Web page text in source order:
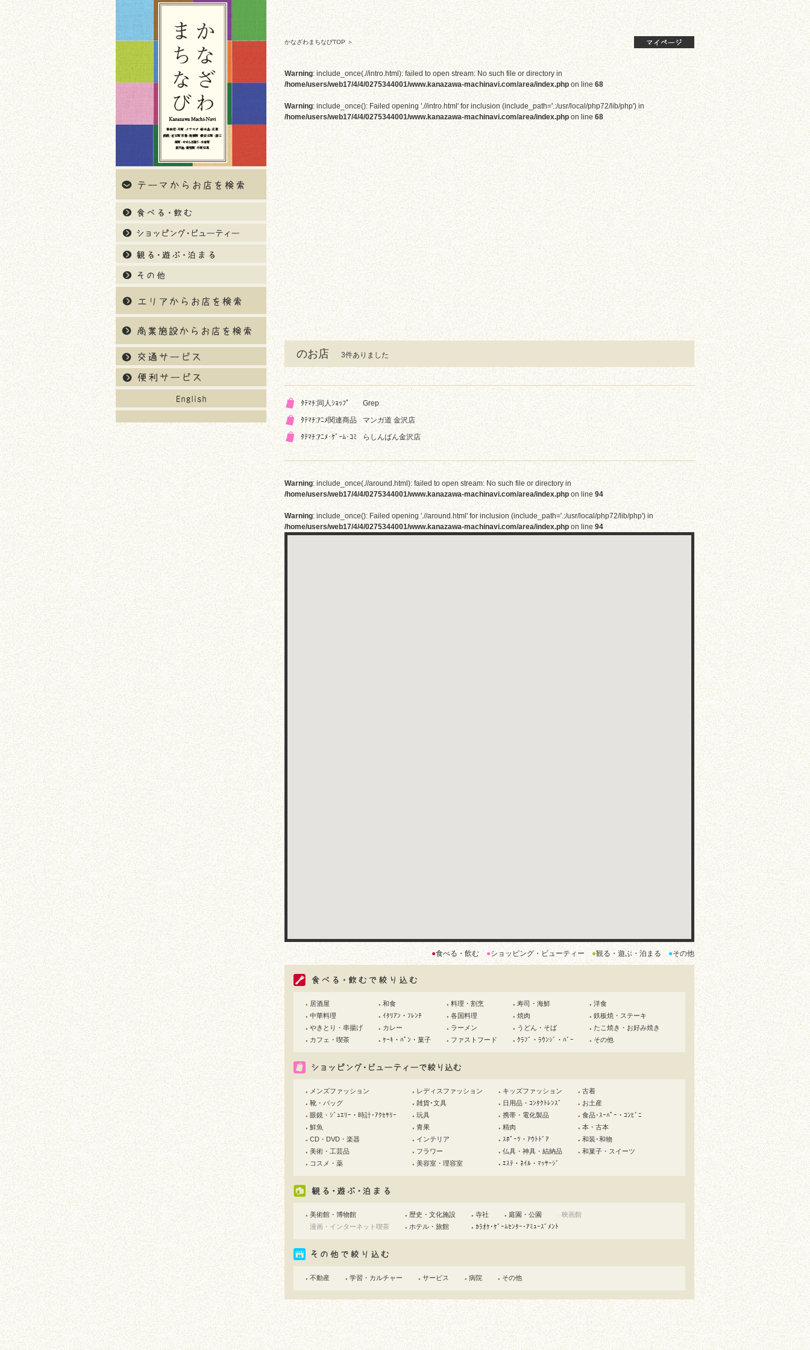
かなざわまちなびTOP＞
Warning: include_once(.//intro.html): failed to open stream: No such file or directory in
/home/users/web17/4/4/0275344001/www.kanazawa-machinavi.com/area/index.phpon line68
Warning: include_once(): Failed opening './/intro.html' for inclusion (include_path='.:/usr/local/php72/lib/php') in
/home/users/web17/4/4/0275344001/www.kanazawa-machinavi.com/area/index.phpon line68
のお店 3件ありました
ﾀﾃﾏﾁ:同人ｼｮｯﾌﾟ
Grep
ﾀﾃﾏﾁ:ｱﾆﾒ関連商品
マンガ道 金沢店
ﾀﾃﾏﾁ:ｱﾆﾒ･ｹﾞｰﾑ･ｺﾐ
らしんばん金沢店
Warning: include_once(.//around.html): failed to open stream: No such file or directory in
/home/users/web17/4/4/0275344001/www.kanazawa-machinavi.com/area/index.phpon line94
Warning: include_once(): Failed opening './/around.html' for inclusion (include_path='.:/usr/local/php72/lib/php') in
/home/users/web17/4/4/0275344001/www.kanazawa-machinavi.com/area/index.phpon line94
●食べる・飲む●ショッピング・ビューティー●観る・遊ぶ・泊まる●その他
● 居酒屋
● 中華料理
● やきとり・串揚げ
● カフェ・喫茶
● 和食
● ｲﾀﾘｱﾝ・ﾌﾚﾝﾁ
● カレー
● ｹｰｷ・ﾊﾟﾝ・菓子
● 料理・割烹
● 各国料理
● ラーメン
● ファストフード
● 寿司・海鮮
● 焼肉
● うどん・そば
● ｸﾗﾌﾞ・ﾗｳﾝｼﾞ・ﾊﾞｰ
● 洋食
● 鉄板焼・ステーキ
● たこ焼き・お好み焼き
● その他
● メンズファッション
● 靴・バッグ
● 眼鏡・ｼﾞｭｴﾘｰ・時計･ｱｸｾｻﾘｰ
● 鮮魚
● CD・DVD・楽器
● 美術・工芸品
● コスメ・薬
● レディスファッション
● 雑貨･文具
● 玩具
● 青果
● インテリア
● フラワー
● 美容室・理容室
● キッズファッション
● 日用品・ｺﾝﾀｸﾄﾚﾝｽﾞ
● 携帯・電化製品
● 精肉
● ｽﾎﾟｰﾂ・ｱｳﾄﾄﾞｱ
● 仏具・神具・結納品
● ｴｽﾃ・ﾈｲﾙ・ﾏｯｻｰｼﾞ
● 古着
● お土産
● 食品･ｽｰﾊﾟｰ・ｺﾝﾋﾞﾆ
● 本・古本
● 和装･和物
● 和菓子・スイーツ
● 美術館・博物館
漫画・インターネット喫茶
● 歴史・文化施設
● ホテル・旅館
● 寺社 ● 庭園・公園 映画館
● ｶﾗｵｹ･ｹﾞｰﾑｾﾝﾀｰ･ｱﾐｭｰｽﾞﾒﾝﾄ
● 不動産 ● 学習・カルチャー ● サービス ● 病院 ● その他